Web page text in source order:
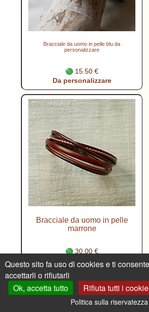
Bracciale da uomo in pelle blu da
personalizzare
15.50 €
Da personalizzare
Bracciale da uomo in pelle
marrone
30.00 €
FAQ (Consegna e restituzione)
Questo sito fa uso di cookies e ti
accettarli o rifiutarli
Ok, accetta tutto
Rifiuta tutti i cookie
Politica sulla riservatezza